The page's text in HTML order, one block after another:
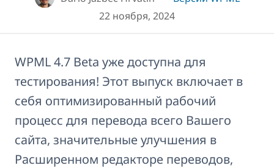
22 ноября, 2024
WPML 4.7 Beta уже доступна для
тестирования! Этот выпуск включает в
себя оптимизированный рабочий
процесс для перевода всего Вашего
сайта, значительные улучшения в
Расширенном редакторе переводов,